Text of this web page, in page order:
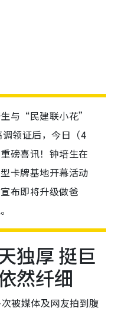
与“民建联小花”
领证后，今日（4
磅喜讯！钟培生在
卡牌基地开幕活动
布即将升级做爸
独厚 挺巨
然纤细
被媒体及网友拍到腹